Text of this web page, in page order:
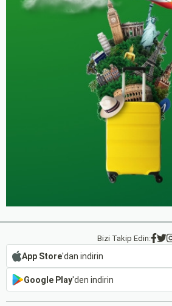
Bizi Takip Edin:
App Store'dan indirin
Google Play'den indirin